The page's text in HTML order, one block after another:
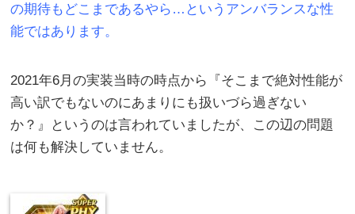
の期待もどこまであるやら…というアンバランスな性
能ではあります。
2021年6月の実装当時の時点から『そこまで絶対性能が
高い訳でもないのにあまりにも扱いづら過ぎない
か？』というのは言われていましたが、この辺の問題
は何も解決していません。